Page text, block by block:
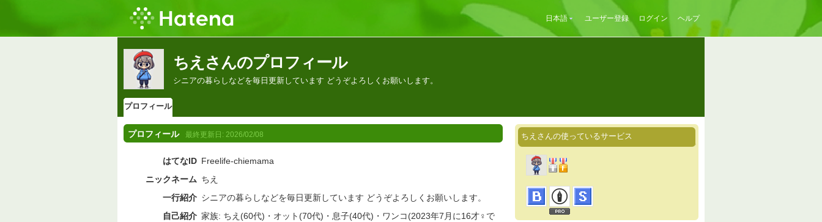
日本語 ユーザー登録 ログイン ヘルプ
ちえさんのプロフィール
シニアの暮らしなどを毎日更新しています どうぞよろしくお願いします。
プロフィール
プロフィール 最終更新日: 2026/02/08
はてなID Freelife-chiemama
ニックネーム ちえ
一行紹介 シニアの暮らしなどを毎日更新しています どうぞよろしくお願いします。
自己紹介 家族: ちえ(60代)・オット(70代)・息子(40代)・ワンコ(2023年7月に16才♀で
ちえさんの使っているサービス